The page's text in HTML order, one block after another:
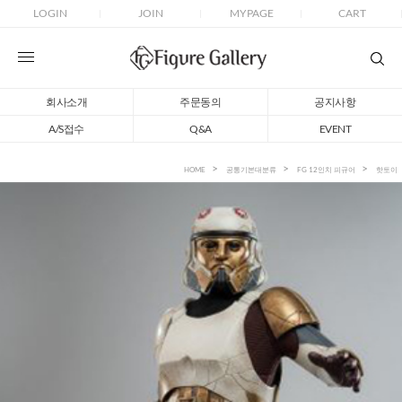
LOGIN JOIN MYPAGE CART
회사소개 주문동의
공지사항
A/S접수
Q&A EVENT
HOME 공통기본대분류 FG 12인치 피규어 핫토이